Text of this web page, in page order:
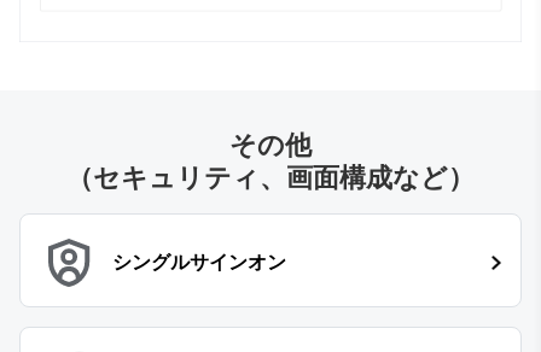
その他
（セキュリティ、画面構成など）
シングルサインオン